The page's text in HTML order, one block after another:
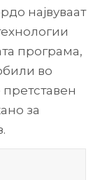
највуваат
програма,
во
за